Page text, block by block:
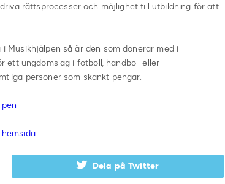
rättsprocesser och möjlighet till utbildning för att
Musikhjälpen så är den som donerar med i
ett ungdomslag i fotboll, handboll eller
personer som skänkt pengar.
Dela på Twitter